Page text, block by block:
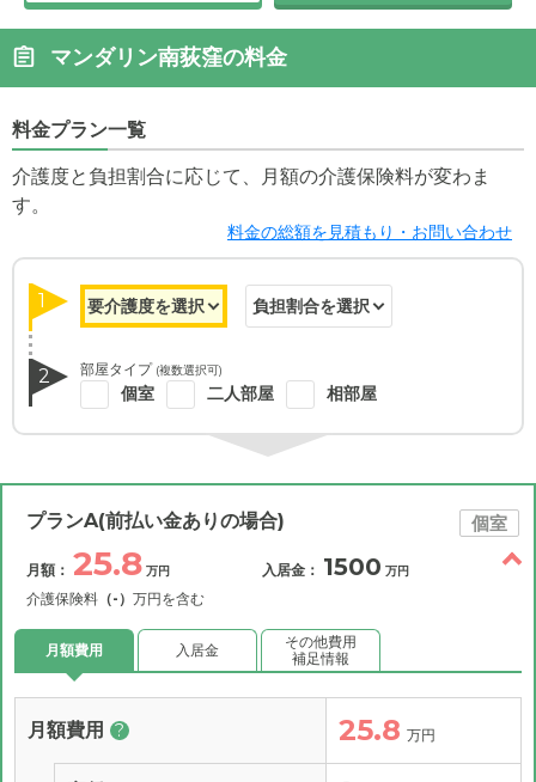
マンダリン南荻窪の料金
料金プラン一覧
介護度と負担割合に応じて、月額の介護保険料が変わま
す。
料金の総額を見積もり・お問い合わせ
1
2 部屋タイプ (複数選択可)
個室 二人部屋 相部屋
プランA(前払い金ありの場合) 個室
月額： 25.8 万円
介護保険料 （-） 万円を含む
入居金： 1500 万円
月額費用 入居金
その他費用
補足情報
月額費用 ? 25.8 万円